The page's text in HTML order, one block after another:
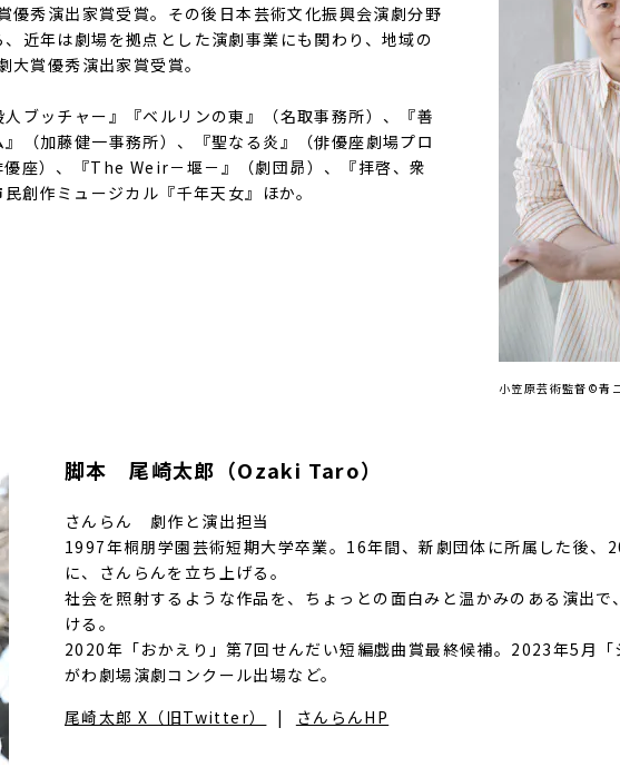
小笠原芸術監督©青
優秀演出家賞受賞。その後日本芸術文化振興会演劇分野
近年は劇場を拠点とした演劇事業にも関わり、地域の
賞優秀演出家賞受賞。
ブッチャー』『ベルリンの東』（名取事務所）、『善
（加藤健一事務所）、『聖なる炎』（俳優座劇場プロ
座）、『The Weir－堰－』（劇団昴）、『拝啓、衆
創作ミュージカル『千年天女』ほか。
脚本 尾崎太郎（Ozaki Taro）
さんらん 劇作と演出担当
1997年桐朋学園芸術短期大学卒業。16年間、新劇団体に所属した後、
に、さんらんを立ち上げる。
社会を照射するような作品を、ちょっとの面白みと温かみのある演出で
ける。
2020年「おかえり」第7回せんだい短編戯曲賞最終候補。2023年5月
がわ劇場演劇コンクール出場など。
尾崎太郎 X（旧Twitter）
さんらんHP